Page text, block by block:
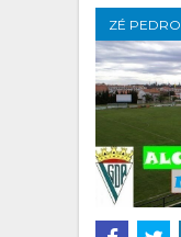
ZÉ PEDRO